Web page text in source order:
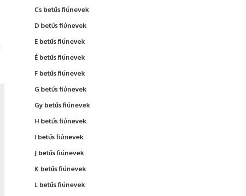
Cs betűs fiúnevek
D betűs fiúnevek
E betűs fiúnevek
É betűs fiúnevek
F betűs fiúnevek
G betűs fiúnevek
Gy betűs fiúnevek
H betűs fiúnevek
I betűs fiúnevek
J betűs fiúnevek
K betűs fiúnevek
L betűs fiúnevek